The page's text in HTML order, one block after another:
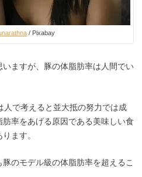
/ Pixabay
ますが、豚の体脂肪率は人間でい
で考えると並大抵の努力では成
率をあげる原因である美味しい食
ます。
のモデル級の体脂肪率を超えるこ